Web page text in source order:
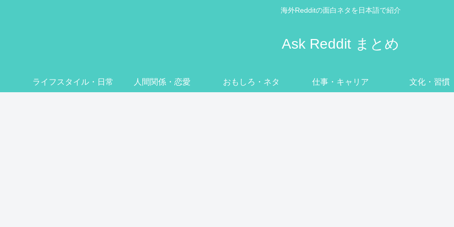
海外Redditの面白ネタを日本語で紹介
Ask Reddit まとめ
ライフスタイル・日常 人間関係・恋愛 おもしろ・ネタ 仕事・キャリア 文化・習慣